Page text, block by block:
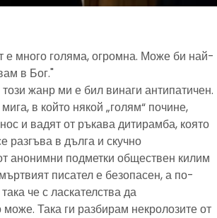
е много голяма, огромна. Може би най-
в Бог."
жанр ми е бил винаги антипатичен.
в който някой „голям“ почине,
и вадят от ръкава дитирамба, която
разгъва в дълга и скучно
анонимни подметки обществен килим
писател е безопасен, а по-
че с ласкателства да
Така ги разбирам некролозите от